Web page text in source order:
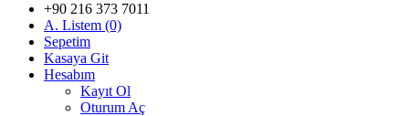
+90 216 373 7011
A. Listem (0)
Sepetim
Kasaya Git
Hesabım
Kayıt Ol
Oturum Aç